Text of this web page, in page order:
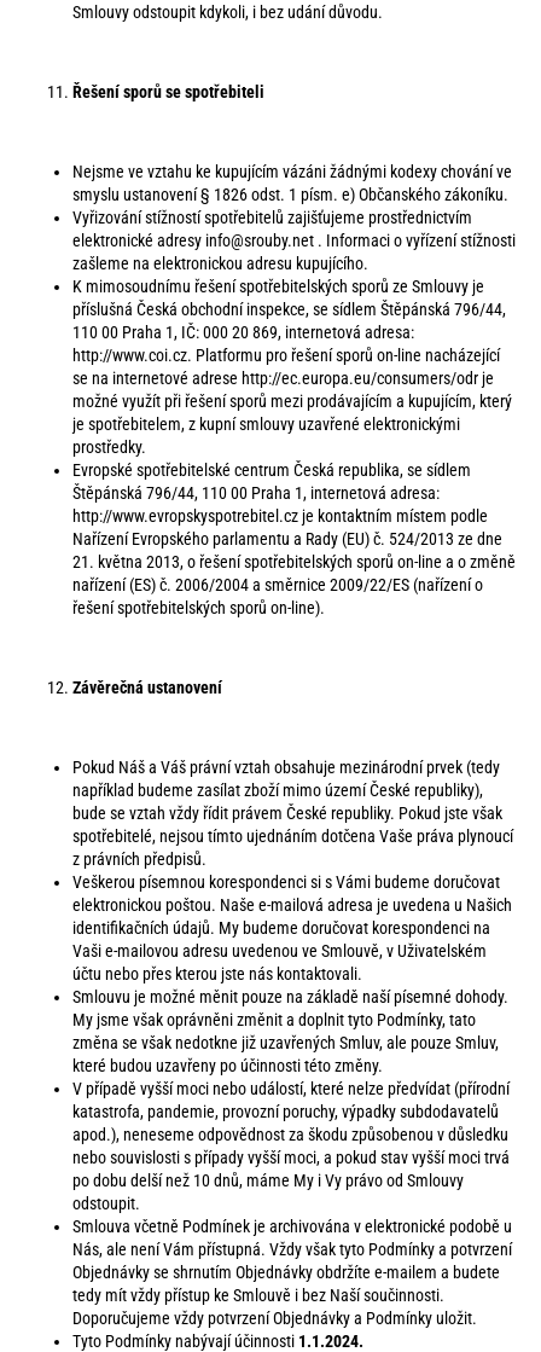
Smlouvy odstoupit kdykoli, i bez udání důvodu.
Řešení sporů se spotřebiteli
Nejsme ve vztahu ke kupujícím vázáni žádnými kodexy chování ve
smyslu ustanovení § 1826 odst. 1 písm. e) Občanského zákoníku.
Vyřizování stížností spotřebitelů zajišťujeme prostřednictvím
elektronické adresy info@srouby.net . Informaci o vyřízení stížnosti
zašleme na elektronickou adresu kupujícího.
K mimosoudnímu řešení spotřebitelských sporů ze Smlouvy je
příslušná Česká obchodní inspekce, se sídlem Štěpánská 796/44,
110 00 Praha 1, IČ: 000 20 869, internetová adresa:
http://www.coi.cz. Platformu pro řešení sporů on-line nacházející
se na internetové adrese http://ec.europa.eu/consumers/odr je
možné využít při řešení sporů mezi prodávajícím a kupujícím, který
je spotřebitelem, z kupní smlouvy uzavřené elektronickými
prostředky.
Evropské spotřebitelské centrum Česká republika, se sídlem
Štěpánská 796/44, 110 00 Praha 1, internetová adresa:
http://www.evropskyspotrebitel.cz je kontaktním místem podle
Nařízení Evropského parlamentu a Rady (EU) č. 524/2013 ze dne
21. května 2013, o řešení spotřebitelských sporů on-line a o změně
nařízení (ES) č. 2006/2004 a směrnice 2009/22/ES (nařízení o
řešení spotřebitelských sporů on-line).
Závěrečná ustanovení
Pokud Náš a Váš právní vztah obsahuje mezinárodní prvek (tedy
například budeme zasílat zboží mimo území České republiky),
bude se vztah vždy řídit právem České republiky. Pokud jste však
spotřebitelé, nejsou tímto ujednáním dotčena Vaše práva plynoucí
z právních předpisů.
Veškerou písemnou korespondenci si s Vámi budeme doručovat
elektronickou poštou. Naše e-mailová adresa je uvedena u Našich
identifikačních údajů. My budeme doručovat korespondenci na
Vaši e-mailovou adresu uvedenou ve Smlouvě, v Uživatelském
účtu nebo přes kterou jste nás kontaktovali.
Smlouvu je možné měnit pouze na základě naší písemné dohody.
My jsme však oprávněni změnit a doplnit tyto Podmínky, tato
změna se však nedotkne již uzavřených Smluv, ale pouze Smluv,
které budou uzavřeny po účinnosti této změny.
V případě vyšší moci nebo událostí, které nelze předvídat (přírodní
katastrofa, pandemie, provozní poruchy, výpadky subdodavatelů
apod.), neneseme odpovědnost za škodu způsobenou v důsledku
nebo souvislosti s případy vyšší moci, a pokud stav vyšší moci trvá
po dobu delší než 10 dnů, máme My i Vy právo od Smlouvy
odstoupit.
Smlouva včetně Podmínek je archivována v elektronické podobě u
Nás, ale není Vám přístupná. Vždy však tyto Podmínky a potvrzení
Objednávky se shrnutím Objednávky obdržíte e-mailem a budete
tedy mít vždy přístup ke Smlouvě i bez Naší součinnosti.
Doporučujeme vždy potvrzení Objednávky a Podmínky uložit.
Tyto Podmínky nabývají účinnosti 1.1.2024.